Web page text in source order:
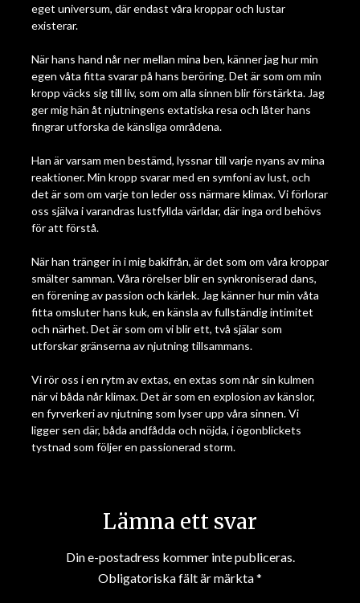
eget universum, där endast våra kroppar och lustar
existerar.
När hans hand når ner mellan mina ben, känner jag hur min
egen våta fitta svarar på hans beröring. Det är som om min
kropp väcks sig till liv, som om alla sinnen blir förstärkta. Jag
ger mig hän åt njutningens extatiska resa och låter hans
fingrar utforska de känsliga områdena.
Han är varsam men bestämd, lyssnar till varje nyans av mina
reaktioner. Min kropp svarar med en symfoni av lust, och
det är som om varje ton leder oss närmare klimax. Vi förlorar
oss själva i varandras lustfyllda världar, där inga ord behövs
för att förstå.
När han tränger in i mig bakifrån, är det som om våra kroppar
smälter samman. Våra rörelser blir en synkroniserad dans,
en förening av passion och kärlek. Jag känner hur min våta
fitta omsluter hans kuk, en känsla av fullständig intimitet
och närhet. Det är som om vi blir ett, två själar som
utforskar gränserna av njutning tillsammans.
Vi rör oss i en rytm av extas, en extas som når sin kulmen
när vi båda når klimax. Det är som en explosion av känslor,
en fyrverkeri av njutning som lyser upp våra sinnen. Vi
ligger sen där, båda andfådda och nöjda, i ögonblickets
tystnad som följer en passionerad storm.
Lämna ett svar
Din e-postadress kommer inte publiceras.
Obligatoriska fält är märkta*